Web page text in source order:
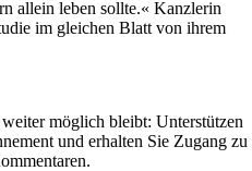
allein leben sollte.« Kanzlerin
im gleichen Blatt von ihrem
möglich bleibt: Unterstützen
und erhalten Sie Zugang zu